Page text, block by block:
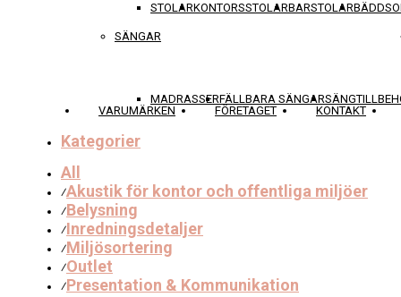
STOLARKONTORSSTOLARBARSTOLAR
SÄNGAR
MADRASSERFÄLLBARA SÄNGAR
VARUMÄRKEN
FÖRETAGET KONTAKT
Kategorier
All
⁄Akustik för kontor och offentliga miljöer
⁄Belysning
⁄Inredningsdetaljer
⁄Miljösortering
⁄Outlet
⁄Presentation & Kommunikation